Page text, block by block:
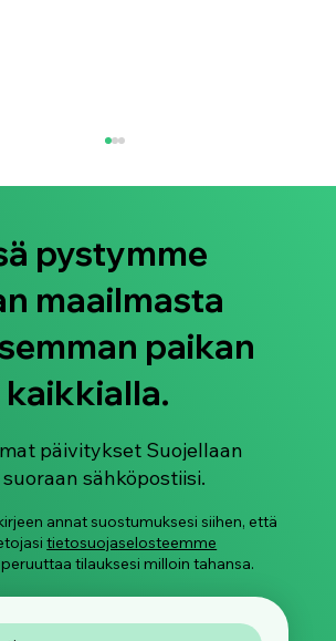
Lapsia ry juhlistaa Pride-
pystymme
maailmasta
paikan
päivitykset Suojellaan
sähköpostiisi.
annat suostumuksesi siihen, että
tietosuojaselosteemme
tilauksesi milloin tahansa.